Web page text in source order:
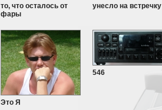
то, что осталось от
фары
унесло на встречку
Это Я
546